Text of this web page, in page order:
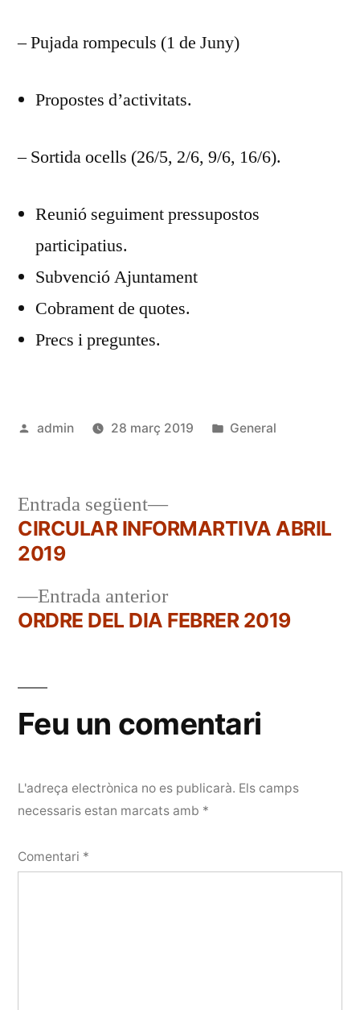
– Pujada rompeculs (1 de Juny)
Propostes d’activitats.
– Sortida ocells (26/5, 2/6, 9/6, 16/6).
Reunió seguiment pressupostos
participatius.
Subvenció Ajuntament
Cobrament de quotes.
Precs i preguntes.
Publicat
admin 28 març 2019
Publicat
General
Navegació
d'entrades
Entrada anteriorEntrada
anterior:
ORDRE DEL DIA FEBRER 2019
Entrada següent
Entrada
següent:
CIRCULAR INFORMARTIVA ABRIL
2019
Feu un comentari
L'adreça electrònica no es publicarà. Els camps
necessaris estan marcats amb *
Comentari *